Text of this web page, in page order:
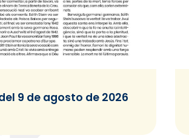
9 de agosto de 2026